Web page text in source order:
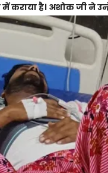
कराया है। अशोक जी ने